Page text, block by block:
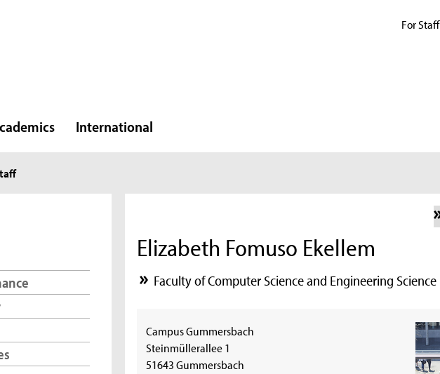
For Staff
International
Elizabeth Fomuso Ekellem
Faculty of Computer Science and Engineering Science
Campus Gummersbach
Steinmüllerallee 1
51643 Gummersbach